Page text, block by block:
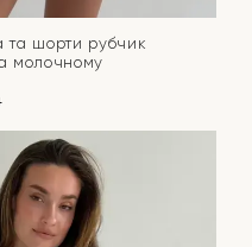
та шорти рубчик
молочному